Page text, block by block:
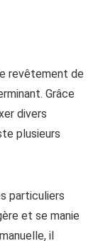
revêtement de
Grâce
divers
plusieurs
particuliers
et se manie
il